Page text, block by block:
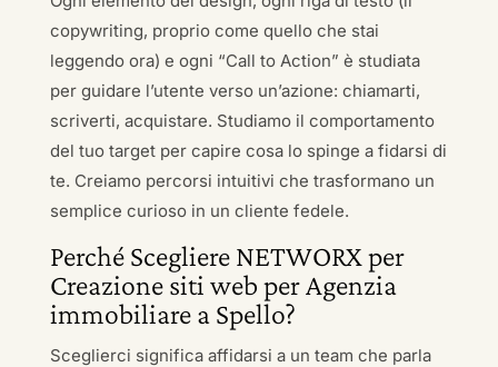
copywriting, proprio come quello che stai
leggendo ora) e ogni “Call to Action” è studiata
per guidare l’utente verso un’azione: chiamarti,
scriverti, acquistare. Studiamo il comportamento
del tuo target per capire cosa lo spinge a fidarsi di
te. Creiamo percorsi intuitivi che trasformano un
semplice curioso in un cliente fedele.
Perché Scegliere NETWORX per
Creazione siti web per Agenzia
immobiliare a Spello?
Sceglierci significa affidarsi a un team che parla